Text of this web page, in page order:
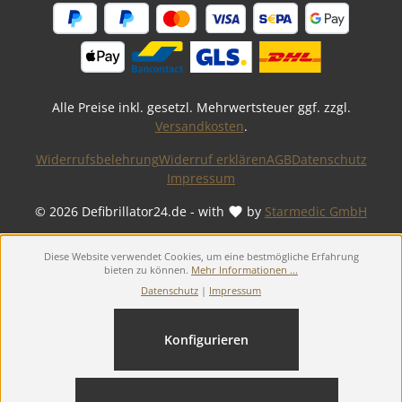
Alle Preise inkl. gesetzl. Mehrwertsteuer ggf. zzgl.
Versandkosten.
© 2026 Defibrillator24.de - with by Starmedic GmbH
WiderrufsbelehrungWiderruf erklärenAGBDatenschutz
Impressum
Diese Website verwendet Cookies, um eine bestmögliche Erfahrung
bieten zu können. Mehr Informationen ...
Datenschutz | Impressum
Konfigurieren